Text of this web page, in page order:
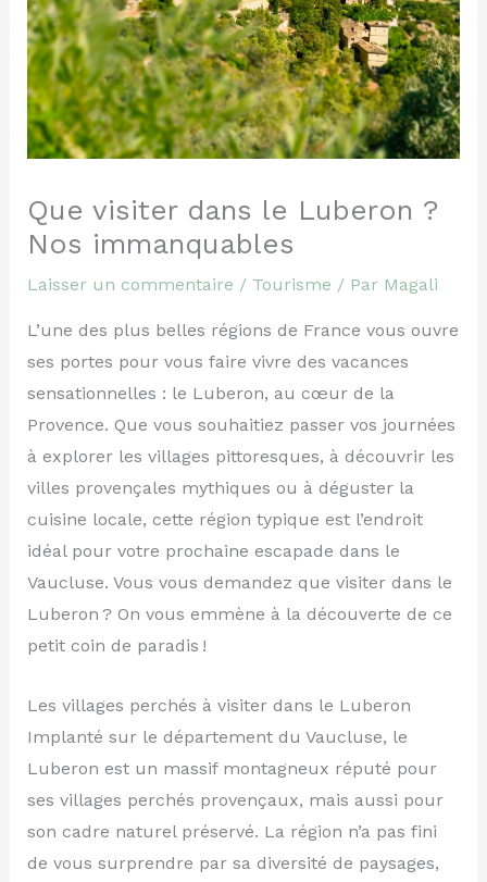
Que visiter dans le Luberon ?
Nos immanquables
Laisser un commentaire / Tourisme / Par Magali
L’une des plus belles régions de France vous ouvre
ses portes pour vous faire vivre des vacances
sensationnelles : le Luberon, au cœur de la
Provence. Que vous souhaitiez passer vos journées
à explorer les villages pittoresques, à découvrir les
villes provençales mythiques ou à déguster la
cuisine locale, cette région typique est l’endroit
idéal pour votre prochaine escapade dans le
Vaucluse. Vous vous demandez que visiter dans le
Luberon ? On vous emmène à la découverte de ce
petit coin de paradis !
Les villages perchés à visiter dans le Luberon
Implanté sur le département du Vaucluse, le
Luberon est un massif montagneux réputé pour
ses villages perchés provençaux, mais aussi pour
son cadre naturel préservé. La région n’a pas fini
de vous surprendre par sa diversité de paysages,